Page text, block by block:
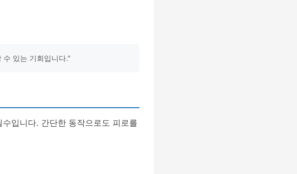
있는 기회입니다."
수입니다. 간단한 동작으로도 피로를